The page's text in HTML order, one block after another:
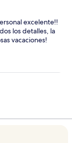
won’t
people who
Thank you for
excelente!!
los detalles, la
vacaciones!